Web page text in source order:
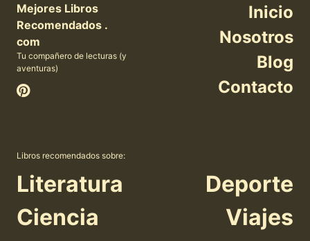
Mejores Libros
Recomendados .
com
Tu compañero de lecturas (y
aventuras)
Inicio
Nosotros
Blog
Contacto
Libros recomendados sobre:
Literatura
Ciencia
Deporte
Viajes